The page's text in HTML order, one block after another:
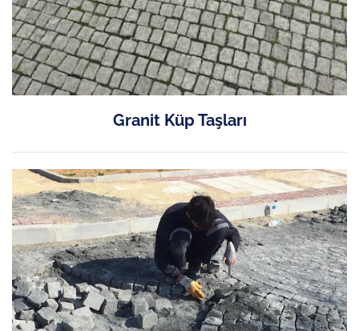
Granit Küp Taşları